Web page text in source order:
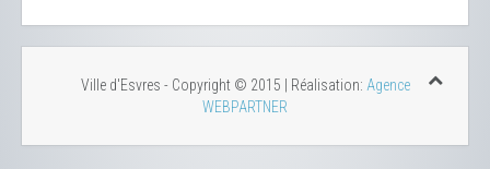
Ville d'Esvres - Copyright © 2015 | Réalisation: Agence
WEBPARTNER